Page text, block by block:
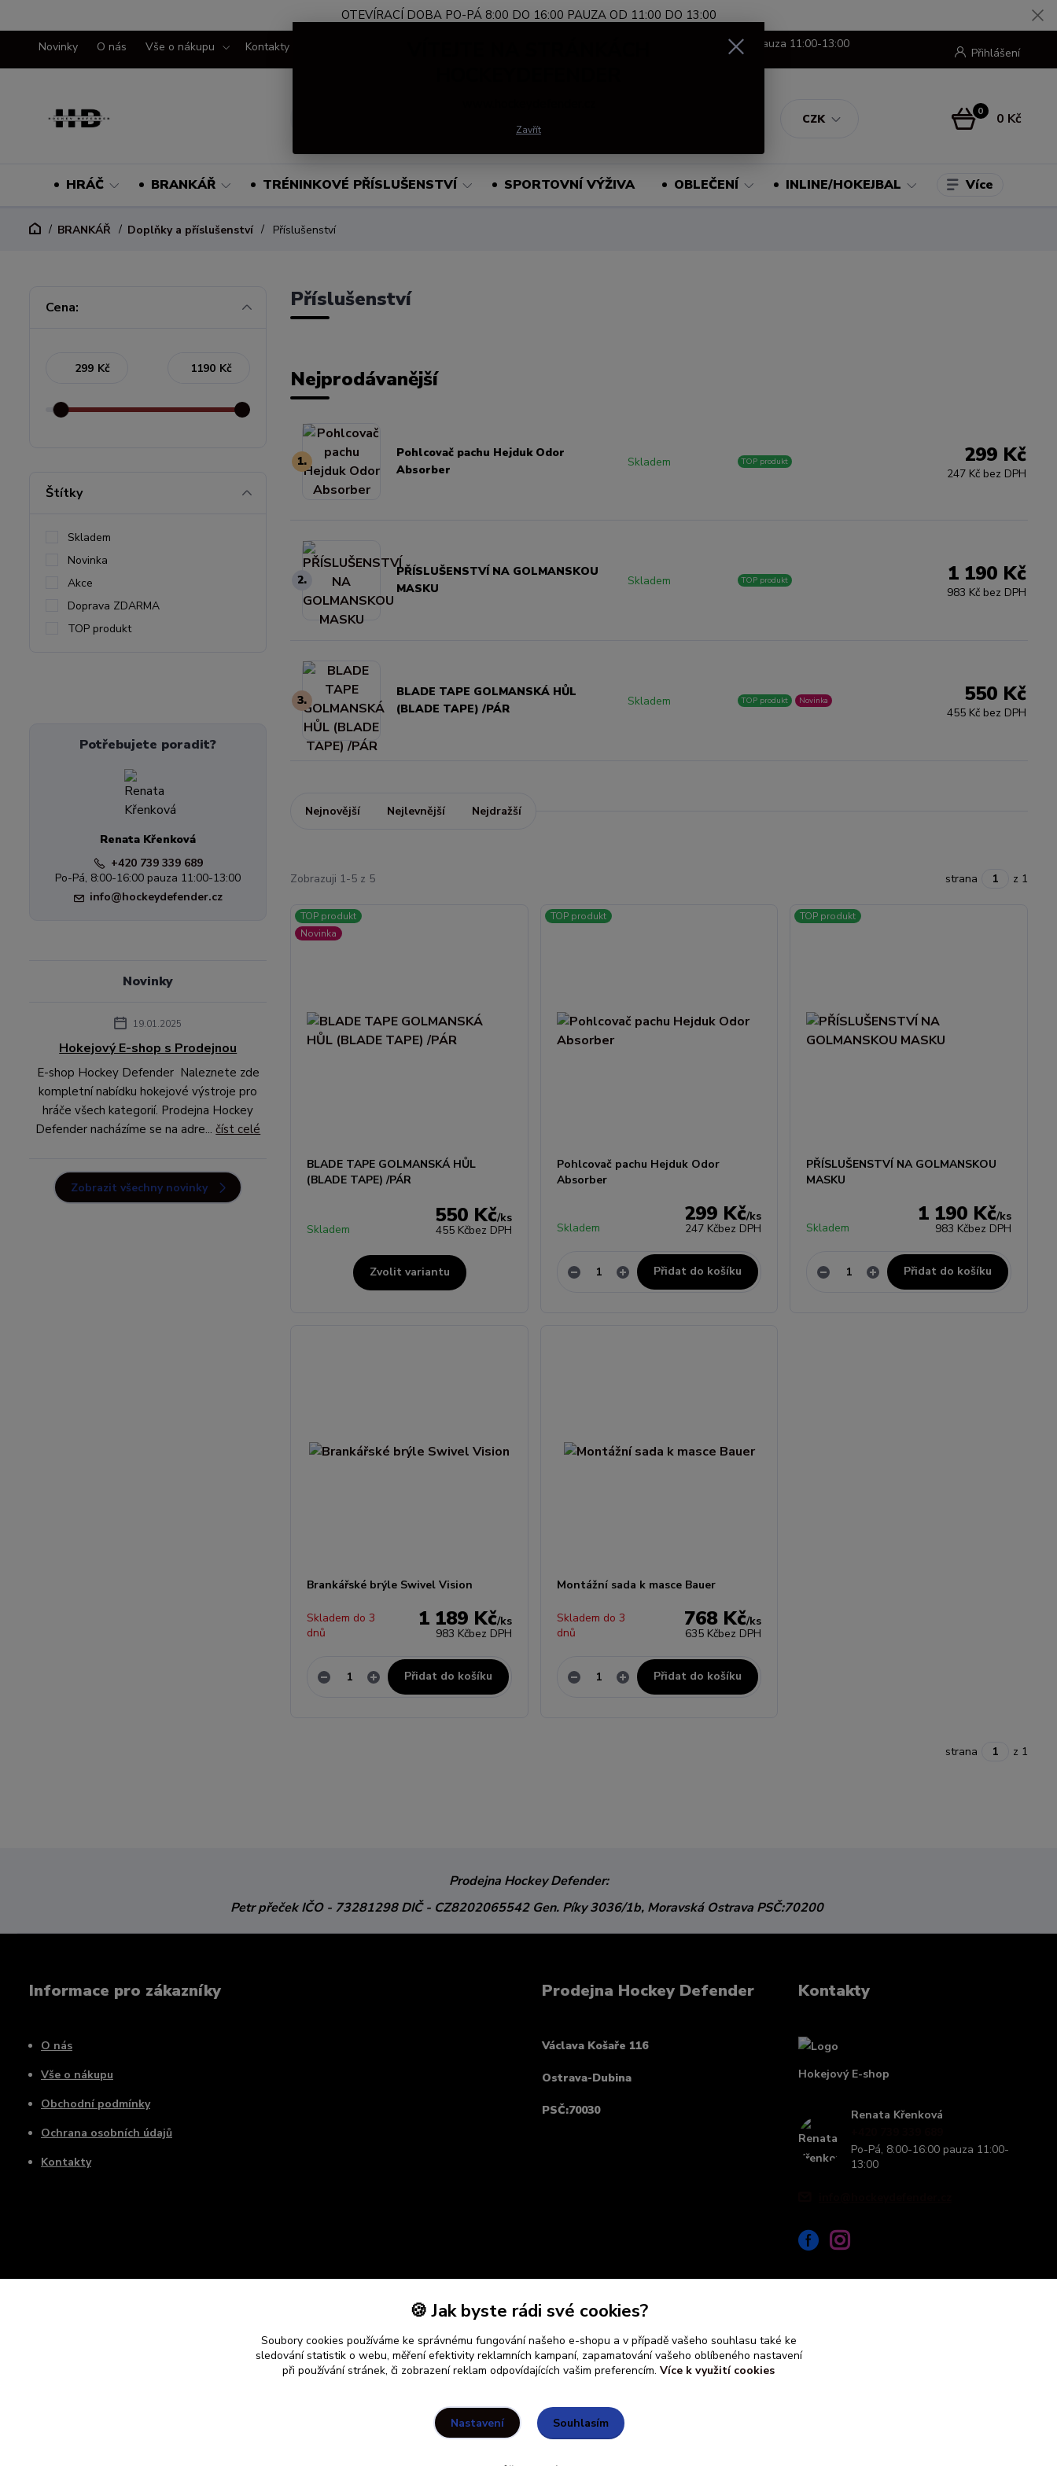
OTEVÍRACÍ DOBA PO-PÁ 8:00 DO 16:00 PAUZA OD 11:00 DO 13:00
Novinky O nás Vše o nákupu Kontakty
CZK
Přihlášení
Po-Pá, 8:00-16:00 pauza 11:00-13:00
0 0 Kč
HRÁČ BRANKÁŘ TRÉNINKOVÉ PŘÍSLUŠENSTVÍ SPORTOVNÍ VÝŽIVA OBLEČENÍ INLINE/HOKEJBAL Více
BRANKÁŘ Doplňky a příslušenství Příslušenství
Příslušenství
Nejprodávanější
1.
Pohlcovač pachu Hejduk Odor
Absorber
Skladem TOP produkt 299 Kč
247 Kč bez DPH
2.
PŘÍSLUŠENSTVÍ NA GOLMANSKOU
MASKU
Skladem TOP produkt 1 190 Kč
983 Kč bez DPH
3.
BLADE TAPE GOLMANSKÁ HŮL
(BLADE TAPE) /PÁR
Skladem TOP produkt Novinka 550 Kč
455 Kč bez DPH
Nejnovější Nejlevnější Nejdražší
Zobrazuji 1-5 z 5 strana z 1
TOP produkt
Novinka
BLADE TAPE GOLMANSKÁ HŮL
(BLADE TAPE) /PÁR
550 Kč/ks
455 Kčbez DPH
Skladem
Zvolit variantu
TOP produkt
Pohlcovač pachu Hejduk Odor
Absorber
299 Kč/ks
247 Kčbez DPH
Skladem
Přidat do košíku
TOP produkt
PŘÍSLUŠENSTVÍ NA GOLMANSKOU
MASKU
1 190 Kč/ks
983 Kčbez DPH
Skladem
Přidat do košíku
Brankářské brýle Swivel Vision
1 189 Kč/ks
983 Kčbez DPH
Skladem do 3
dnů
Přidat do košíku
Montážní sada k masce Bauer
768 Kč/ks
635 Kčbez DPH
Skladem do 3
dnů
Přidat do košíku
strana z 1
Cena:
Kč Kč
Štítky
Skladem
Novinka
Akce
Doprava ZDARMA
TOP produkt
Potřebujete poradit?
Renata Křenková
+420 739 339 689
Po-Pá, 8:00-16:00 pauza 11:00-13:00
info@hockeydefender.cz
Novinky
19.01.2025
Hokejový E-shop s Prodejnou
E-shop Hockey Defender Naleznete zde
kompletní nabídku hokejové výstroje pro
hráče všech kategorií. Prodejna Hockey
Defender nacházíme se na adre...číst celé
Zobrazit všechny novinky
Prodejna Hockey Defender:
Petr přečekIČO - 73281298DIČ - CZ8202065542 Gen. Píky 3036/1b, Moravská Ostrava PSČ:70200
Informace pro zákazníky
O nás
Vše o nákupu
Obchodní podmínky
Ochrana osobních údajů
Kontakty
Prodejna Hockey Defender
Václava Košaře 116
Ostrava-Dubina
PSČ:70030
Kontakty
Hokejový E-shop
Renata Křenková
Po-Pá, 8:00-16:00 pauza 11:00-
13:00
Zavřít
🍪 Jak byste rádi své cookies?
Soubory cookies používáme ke správnému fungování našeho e-shopu a v případě vašeho souhlasu také ke
sledování statistik o webu, měření efektivity reklamních kampaní, zapamatování vašeho oblíbeného nastavení
při používání stránek, či zobrazení reklam odpovídajících vašim preferencím. Více k využití cookies
Nastavení Souhlasím